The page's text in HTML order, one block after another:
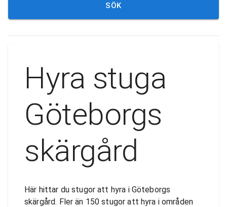
SÖK
Hyra stuga
Göteborgs
skärgård
Här hittar du stugor att hyra i Göteborgs
skärgård. Fler än 150 stugor att hyra i områden